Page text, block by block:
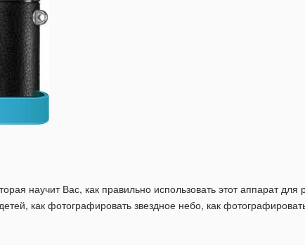
научит Вас, как правильно использовать этот аппарат
как фотографировать звездное небо, как